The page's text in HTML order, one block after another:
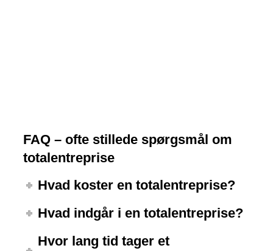
FAQ – ofte stillede spørgsmål om
totalentreprise
Hvad koster en totalentreprise?
Hvad indgår i en totalentreprise?
Hvor lang tid tager et